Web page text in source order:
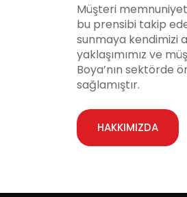
Müşteri
bu prensibi takip
sunmaya kendimizi
yaklaşımımız ve
Boya’nın sektörde
sağlamıştır.
HAKKIMIZDA